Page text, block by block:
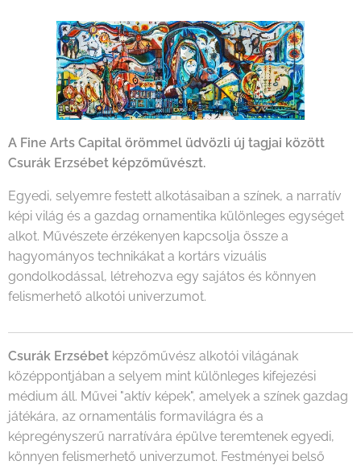
A Fine Arts Capital örömmel üdvözli új tagjai között
Csurák Erzsébet képzőművészt.
Egyedi, selyemre festett alkotásaiban a színek, a narratív
képi világ és a gazdag ornamentika különleges egységet
alkot. Művészete érzékenyen kapcsolja össze a
hagyományos technikákat a kortárs vizuális
gondolkodással, létrehozva egy sajátos és könnyen
felismerhető alkotói univerzumot.
Csurák Erzsébet képzőművész alkotói világának
középpontjában a selyem mint különleges kifejezési
médium áll. Művei "aktív képek", amelyek a színek gazdag
játékára, az ornamentális formavilágra és a
képregényszerű narratívára épülve teremtenek egyedi,
könnyen felismerhető univerzumot. Festményei belső